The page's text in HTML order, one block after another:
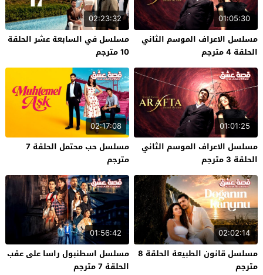
01:05:30
مسلسل الاعراف الموسم الثاني
الحلقة 4 مترجم
02:23:32
مسلسل في السابعة عشر الحلقة
10 مترجم
01:01:25
مسلسل الاعراف الموسم الثاني
الحلقة 3 مترجم
02:17:08
مسلسل حب محتمل الحلقة 7
مترجم
02:02:14
مسلسل قانون الطبيعة الحلقة 8
مترجم
01:56:42
مسلسل اسطنبول راسا على عقب
الحلقة 7 مترجم